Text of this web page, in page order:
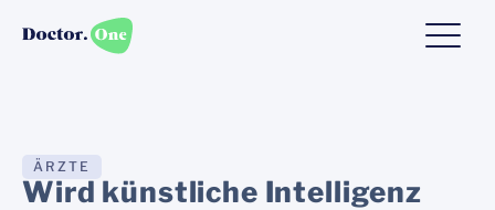
ÄRZTE
Wird künstliche Intelligenz